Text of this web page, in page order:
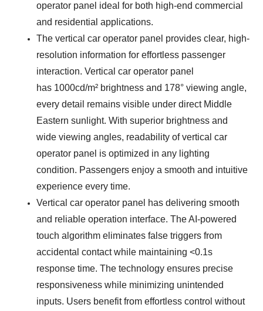
operator panel ideal for both high-end commercial
and residential applications.
The vertical car operator panel provides clear, high-
resolution information for effortless passenger
interaction. Vertical car operator panel
has 1000cd/m² brightness and 178° viewing angle,
every detail remains visible under direct Middle
Eastern sunlight. With superior brightness and
wide viewing angles, readability ofvertical car
operator panel is optimized in any lighting
condition. Passengers enjoy a smooth and intuitive
experience every time.
Vertical car operator panel has delivering smooth
and reliable operation interface. The AI-powered
touch algorithm eliminates false triggers from
accidental contact while maintaining <0.1s
response time. The technology ensures precise
responsiveness while minimizing unintended
inputs. Users benefit from effortless control without